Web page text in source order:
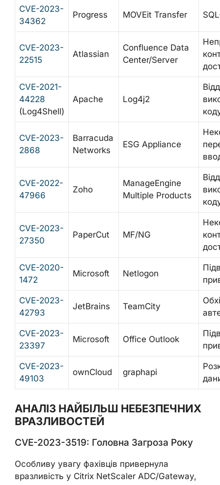
CVE-2023-
34362
Progress MOVEit Transfer
CVE-2023-
22515
Atlassian
Confluence Data
Center/Server
CVE-2021-
44228
(Log4Shell)
Apache Log4j2
CVE-2023-
2868
Barracuda
Networks
ESG Appliance
CVE-2022-
47966
Zoho
ManageEngine
Multiple Products
CVE-2023-
27350
PaperCut MF/NG
CVE-2020-
1472
Microsoft Netlogon
CVE-2023-
42793
JetBrains TeamCity
CVE-2023-
23397
Microsoft Office Outlook
CVE-2023-
49103
ownCloud graphapi
АНАЛІЗ НАЙБІЛЬШ НЕБЕЗПЕЧНИХ
ВРАЗЛИВОСТЕЙ
CVE-2023-3519: Головна Загроза Року
Особливу увагу фахівців привернула
вразливість у Citrix NetScaler ADC/Gateway,